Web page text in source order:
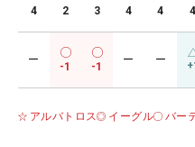
4 2 3 4 4 4
ー
-1 -1
ー ー
アルバトロス イーグル バー